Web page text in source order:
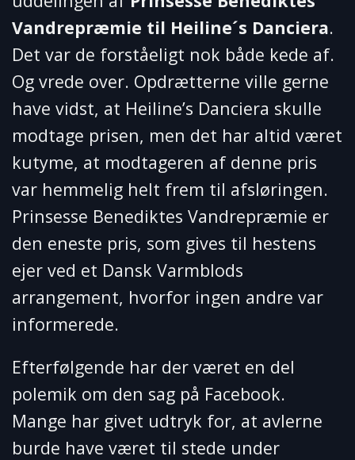
Vandrepræmie til Heiline´s Danciera.
Det var de forståeligt nok både kede af.
Og vrede over. Opdrætterne ville gerne
have vidst, at Heiline’s Danciera skulle
modtage prisen, men det har altid været
kutyme, at modtageren af denne pris
var hemmelig helt frem til afsløringen.
Prinsesse Benediktes Vandrepræmie er
den eneste pris, som gives til hestens
ejer ved et Dansk Varmblods
arrangement, hvorfor ingen andre var
informerede.
Efterfølgende har der været en del
polemik om den sag på Facebook.
Mange har givet udtryk for, at avlerne
burde have været til stede under